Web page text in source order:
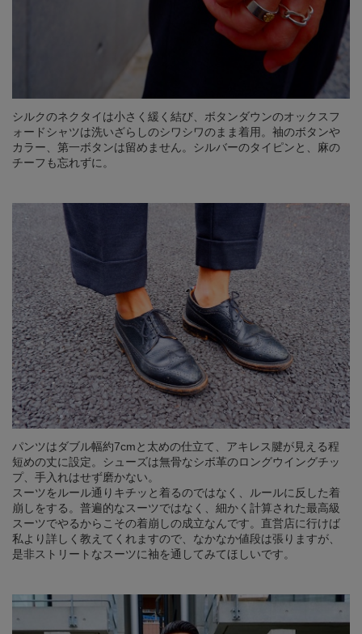
シルクのネクタイは小さく緩く結び、ボタンダウンのオックスフ
ォードシャツは洗いざらしのシワシワのまま着用。袖のボタンや
カラー、第一ボタンは留めません。シルバーのタイピンと、麻の
チーフも忘れずに。
パンツはダブル幅約7cmと太めの仕立て、アキレス腱が見える程
短めの丈に設定。シューズは無骨なシボ革のロングウイングチッ
プ、手入れはせず磨かない。
スーツをルール通りキチッと着るのではなく、ルールに反した着
崩しをする。普遍的なスーツではなく、細かく計算された最高級
スーツでやるからこその着崩しの成立なんです。直営店に行けば
私より詳しく教えてくれますので、なかなか値段は張りますが、
是非ストリートなスーツに袖を通してみてほしいです。